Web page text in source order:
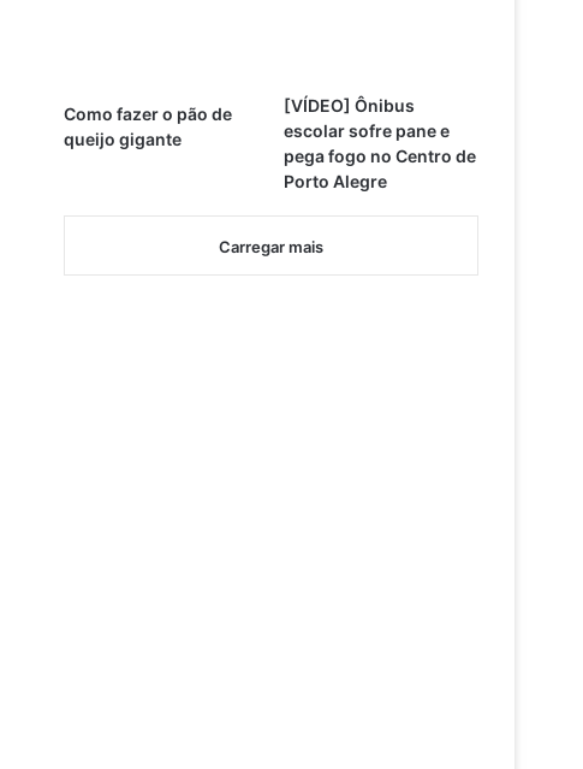
Como fazer o pão de
queijo gigante
[VÍDEO] Ônibus
escolar sofre pane e
pega fogo no Centro de
Porto Alegre
Carregar mais